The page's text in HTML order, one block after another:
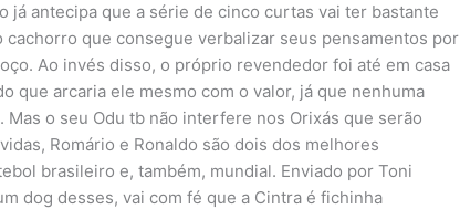
já antecipa que a série de cinco curtas vai ter bastante
cachorro que consegue verbalizar seus pensamentos por
Ao invés disso, o próprio revendedor foi até em casa
que arcaria ele mesmo com o valor, já que nenhuma
Mas o seu Odu tb não interfere nos Orixás que serão
Romário e Ronaldo são dois dos melhores
brasileiro e, também, mundial. Enviado por Toni
dog desses, vai com fé que a Cintra é fichinha